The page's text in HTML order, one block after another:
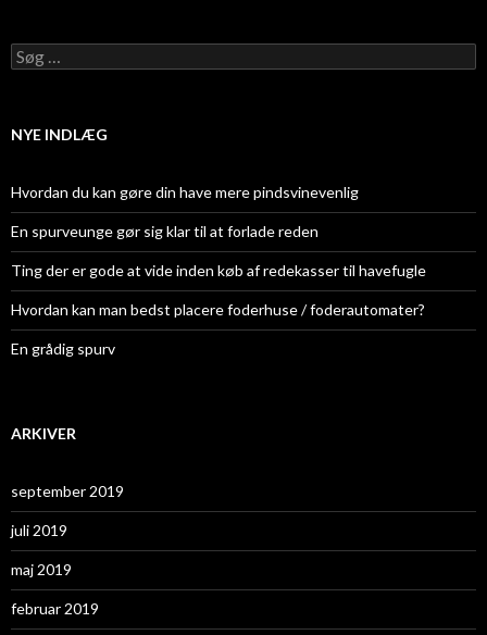
S
ø
f
r
:
NYE INDLÆG
Hvordan du kan gøre din have mere pindsvinevenlig
En spurveunge gør sig klar til at forlade reden
Ting der er gode at vide inden køb af redekasser til havefugle
Hvordan kan man bedst placere foderhuse / foderautomater?
En grådig spurv
ARKIVER
september 2019
juli 2019
maj 2019
februar 2019